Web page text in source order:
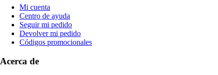
Mi cuenta
Centro de ayuda
Seguir mi pedido
Devolver mi pedido
Códigos promocionales
Acerca de